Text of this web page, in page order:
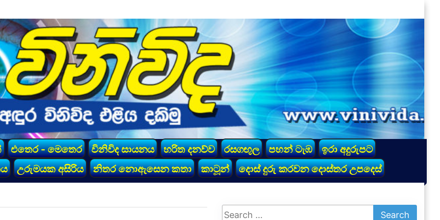
එතෙර - මෙතෙර විනිවිද සායනය හරිත දනව්ව රසගඟුල පහන් ටැඹ
ඉරා අදුරුපට
උරුමයක අසිරිය නිතර නොඇසෙන කතා කාටූන් දොස් දුරු කරවන දොස්තර උපදෙස්